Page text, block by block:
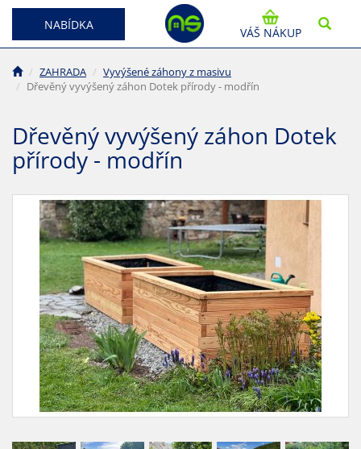
NABÍDKA
VÁŠ NÁKUP
ZAHRADA
Vyvýšené záhony z masivu
Dřevěný vyvýšený záhon Dotek přírody - modřín
Dřevěný vyvýšený záhon Dotek
přírody - modřín